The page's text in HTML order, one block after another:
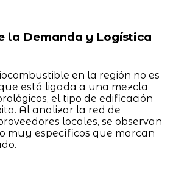
la Demanda y Logística
en la región no es
está ligada a una mezcla
el tipo de edificación
Al analizar la red de
locales, se observan
muy específicos que marcan